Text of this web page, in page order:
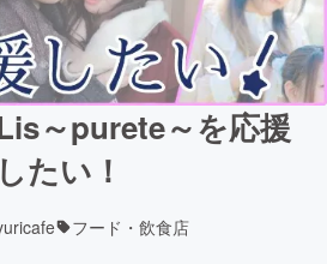
～purete～を応援
したい！
フード・飲食店